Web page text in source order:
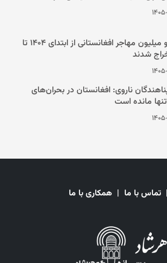
۵-۱۹
ایران: دو میلیون مهاجر افغانستانی از ابتدای ۱۴۰۴ تا
شدند
۵-۱۹
ناروی: افغانستان در بحران‌های
تنها مانده است
۵-۱۹
| تماس با ما | همکاری با ما